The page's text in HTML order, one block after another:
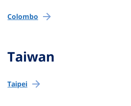
Colombo
Taiwan
Taipei